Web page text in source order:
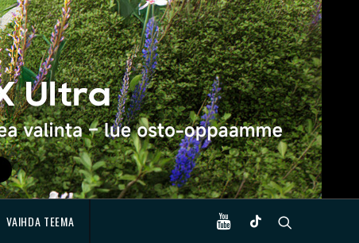
VAIHDA TEEMA